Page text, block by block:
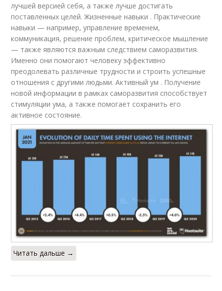
лучшей версией себя, а также лучше достигать
поставленных целей. Жизненные навыки . Практические
навыки — например, управление временем,
коммуникация, решение проблем, критическое мышление
— также являются важным следствием саморазвития.
Именно они помогают человеку эффективно
преодолевать различные трудности и строить успешные
отношения с другими людьми. Активный ум . Получение
новой информации в рамках саморазвития способствует
стимуляции ума, а также помогает сохранить его
активное состояние.
Читать дальше →